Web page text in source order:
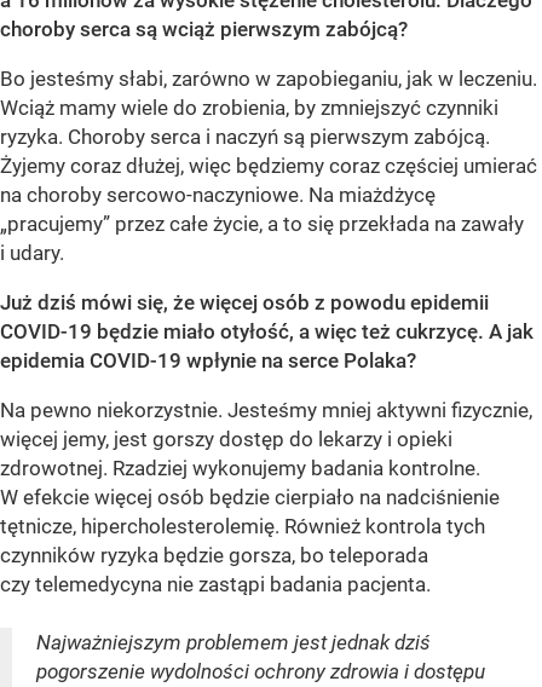
choroby serca są wciąż pierwszym zabójcą?
Bo jesteśmy słabi, zarówno w zapobieganiu, jak w leczeniu.
Wciąż mamy wiele do zrobienia, by zmniejszyć czynniki
ryzyka. Choroby serca i naczyń są pierwszym zabójcą.
Żyjemy coraz dłużej, więc będziemy coraz częściej umierać
na choroby sercowo-naczyniowe. Na miażdżycę
„pracujemy” przez całe życie, a to się przekłada na zawały
i udary.
Już dziś mówi się, że więcej osób z powodu epidemii
COVID-19 będzie miało otyłość, a więc też cukrzycę. A jak
epidemia COVID-19 wpłynie na serce Polaka?
Na pewno niekorzystnie. Jesteśmy mniej aktywni fizycznie,
więcej jemy, jest gorszy dostęp do lekarzy i opieki
zdrowotnej. Rzadziej wykonujemy badania kontrolne.
W efekcie więcej osób będzie cierpiało na nadciśnienie
tętnicze, hipercholesterolemię. Również kontrola tych
czynników ryzyka będzie gorsza, bo teleporada
czy telemedycyna nie zastąpi badania pacjenta.
Najważniejszym problemem jest jednak dziś
pogorszenie wydolności ochrony zdrowia i dostępu